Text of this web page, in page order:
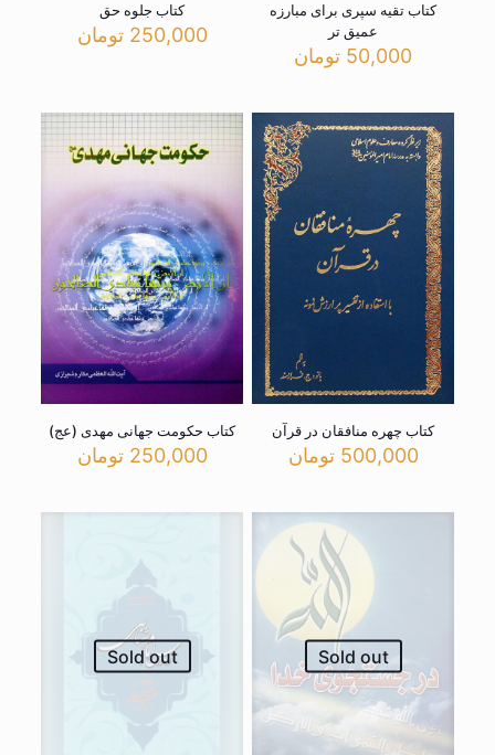
کتاب تقیه سپری برای مبارزه
عمیق تر
50,000 تومان
کتاب جلوه حق
250,000 تومان
کتاب چهره منافقان در قرآن
500,000 تومان
کتاب حکومت جهانی مهدی (عج)
250,000 تومان
Sold out
Sold out